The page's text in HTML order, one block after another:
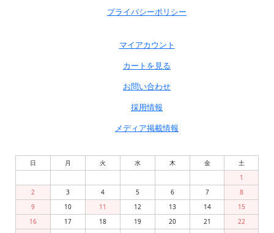
プライバシーポリシー
マイアカウント
カートを見る
お問い合わせ
採用情報
メディア掲載情報
日 月 火 水 木 金
土
1
2
3 4 5 6 7
8
9
10 11 12 13 14
15
16
17 18 19 20 21
22